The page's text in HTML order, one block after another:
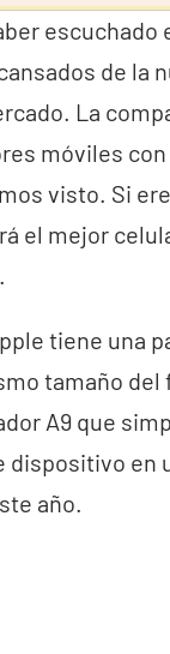
escuchado
de la
La
móviles
visto. Si
el mejor
tiene una
tamaño del
A9 que
dispositivo en
año.